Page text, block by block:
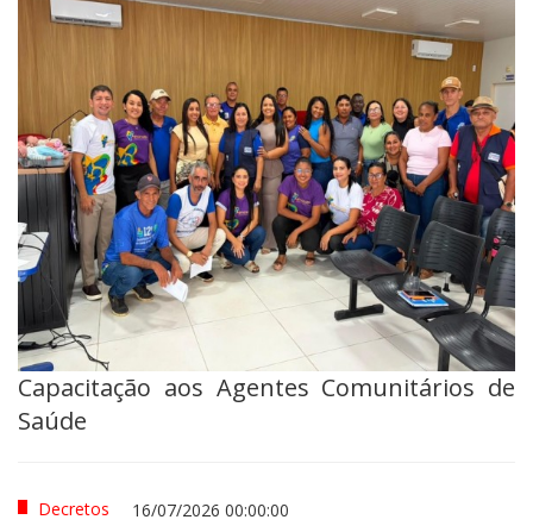
Capacitação aos Agentes Comunitários de
Saúde
Decretos 16/07/2026 00:00:00